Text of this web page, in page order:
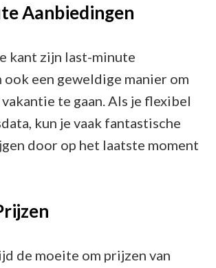
Aanbiedingen
kant zijn last-minute
ook een geweldige manier om
te gaan. Als je flexibel
kun je vaak fantastische
door op het laatste moment
de moeite om prijzen van